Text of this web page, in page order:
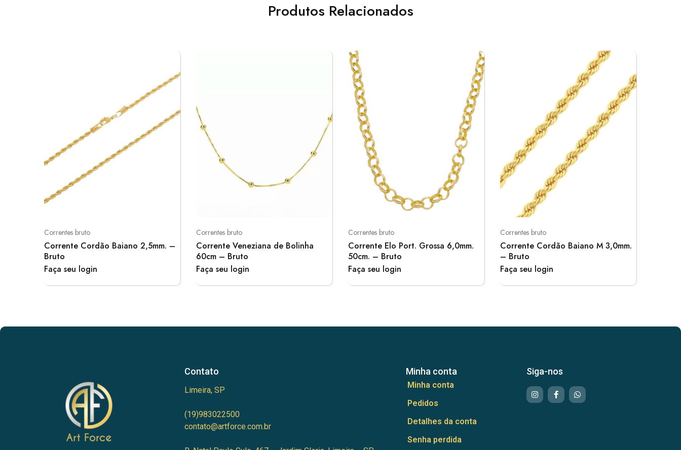
Produtos Relacionados
Correntes bruto
Corrente Cordão Baiano 2,5mm. –
Bruto
Faça seu login
Correntes bruto
Corrente Veneziana de Bolinha
60cm – Bruto
Faça seu login
Correntes bruto
Corrente Elo Port. Grossa 6,0mm.
50cm. – Bruto
Faça seu login
Correntes bruto
Corrente Cordão Baiano M 3,0mm.
– Bruto
Faça seu login
Contato
Limeira, SP
(19)983022500
contato@artforce.com.br
Minha conta
Minha conta
Pedidos
Detalhes da conta
Senha perdida
Siga-nos